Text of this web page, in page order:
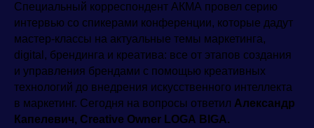
Специальный корреспондент АКМА провел серию
интервью со спикерами конференции, которые дадут
мастер-классы на актуальные темы маркетинга,
digital, брендинга и креатива: все от этапов создания
и управления брендами с помощью креативных
технологий до внедрения искусственного интеллекта
в маркетинг. Сегодня на вопросы ответил Александр
Капелевич, Creative Owner LOGA BIGA.